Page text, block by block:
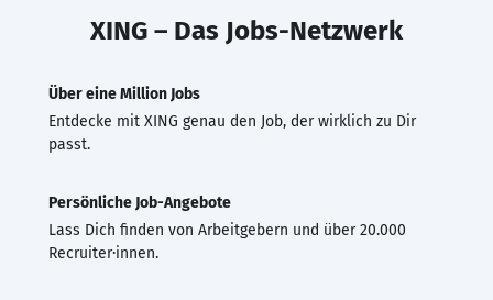
XING – Das Jobs-Netzwerk
Über eine Million Jobs
Entdecke mit XING genau den Job, der wirklich zu Dir
passt.
Persönliche Job-Angebote
Lass Dich finden von Arbeitgebern und über 20.000
Recruiter·innen.